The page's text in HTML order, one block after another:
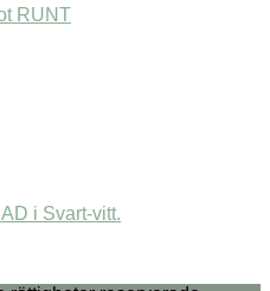
RUNT
i Svart-vitt.